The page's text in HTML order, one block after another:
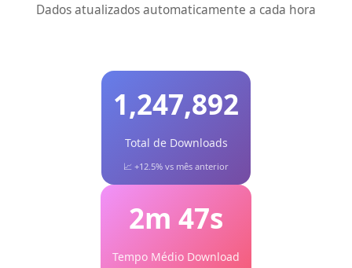
Dados atualizados automaticamente a cada hora
1,247,892
Total de Downloads
📈 +12.5% vs mês anterior
2m 47s
Tempo Médio Download